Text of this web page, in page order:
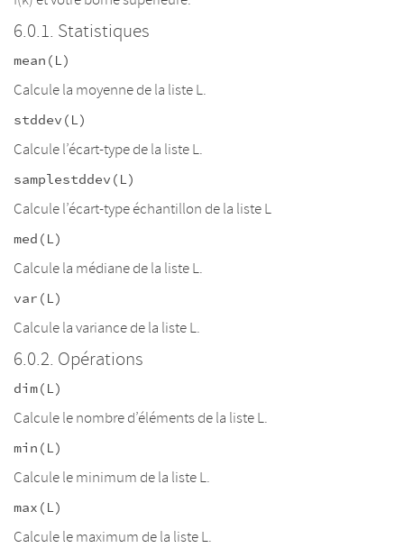
Statistiques
mean(L)
Calcule la moyenne de la liste L.
stddev(L)
Calcule l’écart-type de la liste L.
samplestddev(L)
Calcule l’écart-type échantillon de la liste L
med(L)
Calcule la médiane de la liste L.
var(L)
Calcule la variance de la liste L.
Opérations
dim(L)
Calcule le nombre d’éléments de la liste L.
min(L)
Calcule le minimum de la liste L.
max(L)
Calcule le maximum de la liste L.